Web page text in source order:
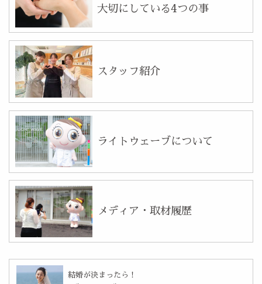
大切にしている4つの事
スタッフ紹介
ライトウェーブについて
メディア・取材履歴
結婚が決まったら！